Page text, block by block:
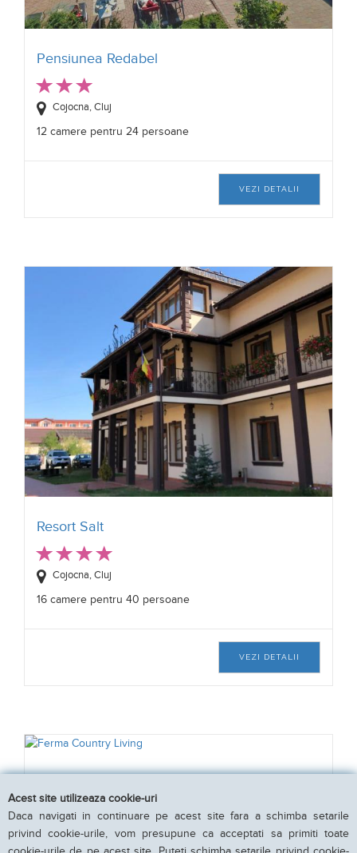
Acest site utilizeaza cookie-uri
Daca navigati in continuare pe acest site fara a schimba setarile
privind cookie-urile, vom presupune ca acceptati sa primiti toate
Pensiunea Redabel
Cojocna, Cluj
12 camere pentru 24 persoane
VEZI DETALII
Resort Salt
Cojocna, Cluj
16 camere pentru 40 persoane
VEZI DETALII
2 camere pentru 6 persoane